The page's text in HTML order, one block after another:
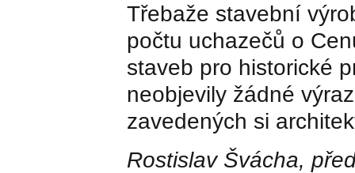
Třebaže stavební
počtu uchazečů o
staveb pro historické
neobjevily žádné
zavedených si
Rostislav Švácha,